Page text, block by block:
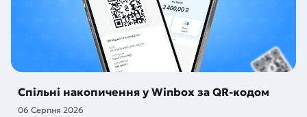
Спільні накопичення у Winbox за QR-кодом
06 Серпня 2026